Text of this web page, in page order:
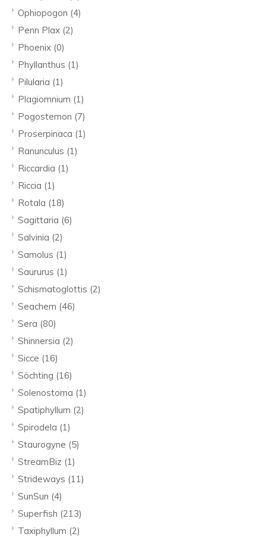
Ophiopogon (4)
Penn Plax (2)
Phoenix (0)
Phyllanthus (1)
Pilularia (1)
Plagiomnium (1)
Pogostemon (7)
Proserpinaca (1)
Ranunculus (1)
Riccardia (1)
Riccia (1)
Rotala (18)
Sagittaria (6)
Salvinia (2)
Samolus (1)
Saururus (1)
Schismatoglottis (2)
Seachem (46)
Sera (80)
Shinnersia (2)
Sicce (16)
Söchting (16)
Solenostoma (1)
Spatiphyllum (2)
Spirodela (1)
Staurogyne (5)
StreamBiz (1)
Strideways (11)
SunSun (4)
Superfish (213)
Taxiphyllum (2)